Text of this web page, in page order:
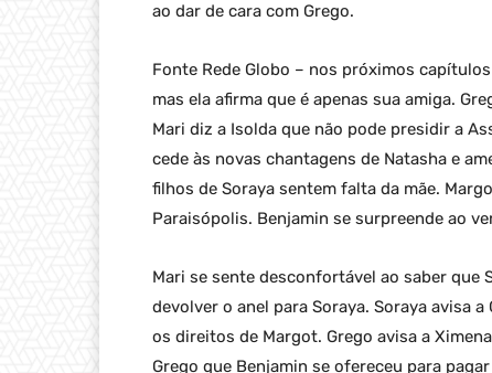
ao dar de cara com Grego.
Fonte Rede Globo – nos próximos
mas ela afirma que é apenas sua amiga.
Mari diz a Isolda que não pode presidir a
cede às novas chantagens de Natasha e
filhos de Soraya sentem falta da mãe.
Paraisópolis. Benjamin se surpreende ao
Mari se sente desconfortável ao saber que
devolver o anel para Soraya. Soraya avisa
os direitos de Margot. Grego avisa a
Grego que Benjamin se ofereceu para